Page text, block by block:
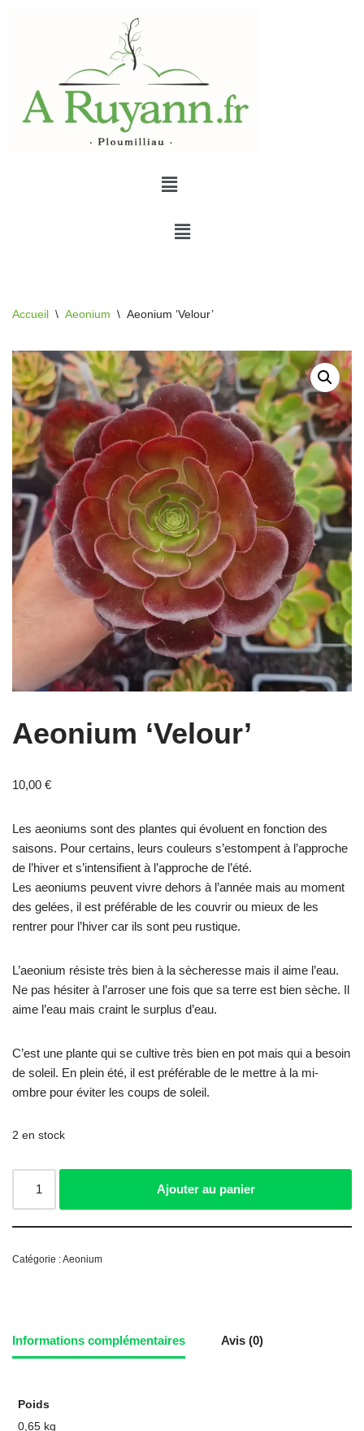
Accueil \ Aeonium \ Aeonium ‘Velour’
Aeonium ‘Velour’
10,00 €
Les aeoniums sont des plantes qui évoluent en fonction des
saisons. Pour certains, leurs couleurs s’estompent à l’approche
de l’hiver et s’intensifient à l’approche de l’été.
Les aeoniums peuvent vivre dehors à l’année mais au moment
des gelées, il est préférable de les couvrir ou mieux de les
rentrer pour l’hiver car ils sont peu rustique.
L’aeonium résiste très bien à la sècheresse mais il aime l’eau.
Ne pas hésiter à l’arroser une fois que sa terre est bien sèche. Il
aime l’eau mais craint le surplus d’eau.
C’est une plante qui se cultive très bien en pot mais qui a besoin
de soleil. En plein été, il est préférable de le mettre à la mi-
ombre pour éviter les coups de soleil.
2 en stock
Ajouter au panier
Catégorie :Aeonium
Informations complémentaires Avis (0)
Poids
0,65 kg